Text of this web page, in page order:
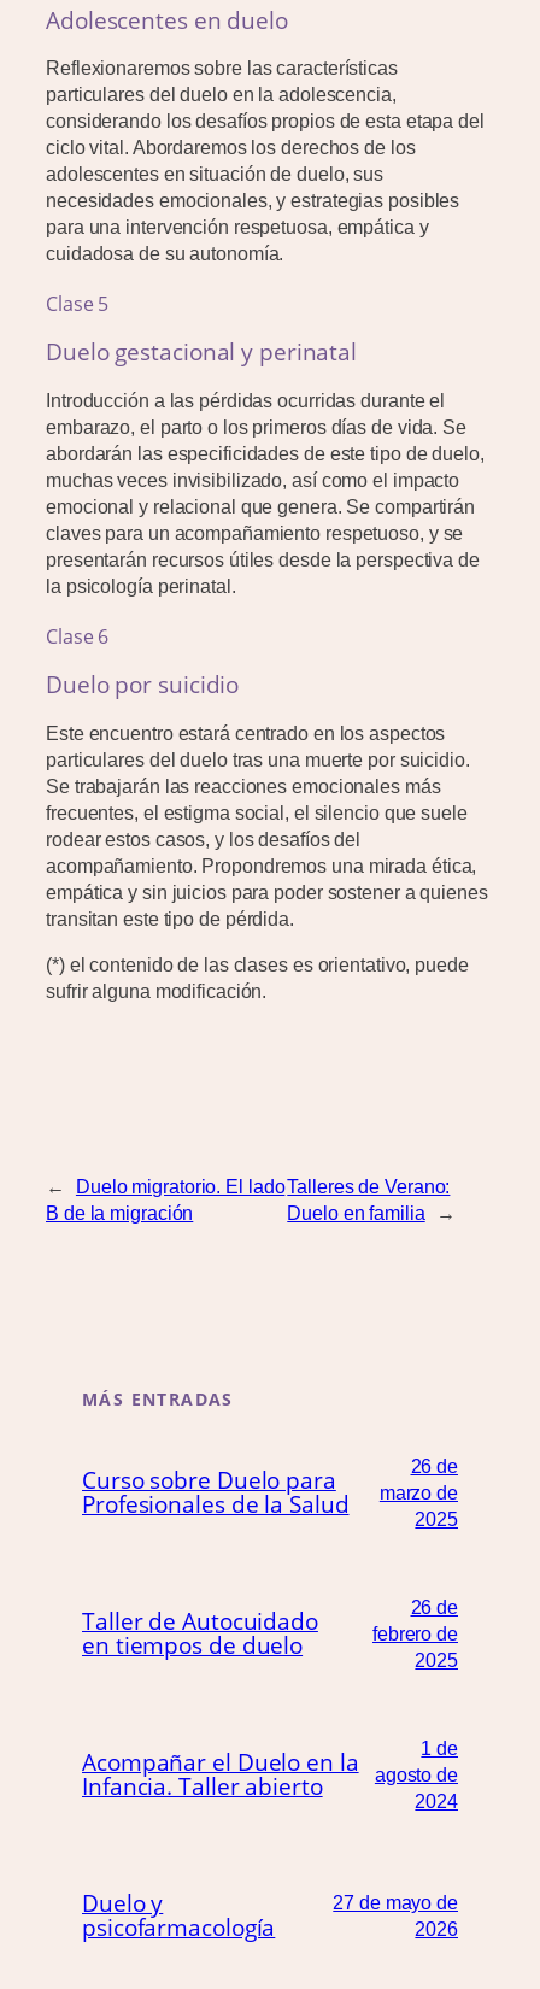
Adolescentes en duelo
Reflexionaremos sobre las características
particulares del duelo en la adolescencia,
considerando los desafíos propios de esta etapa del
ciclo vital. Abordaremos los derechos de los
adolescentes en situación de duelo, sus
necesidades emocionales, y estrategias posibles
para una intervención respetuosa, empática y
cuidadosa de su autonomía.
Clase 5
Duelo gestacional y perinatal
Introducción a las pérdidas ocurridas durante el
embarazo, el parto o los primeros días de vida. Se
abordarán las especificidades de este tipo de duelo,
muchas veces invisibilizado, así como el impacto
emocional y relacional que genera. Se compartirán
claves para un acompañamiento respetuoso, y se
presentarán recursos útiles desde la perspectiva de
la psicología perinatal.
Clase 6
Duelo por suicidio
Este encuentro estará centrado en los aspectos
particulares del duelo tras una muerte por suicidio.
Se trabajarán las reacciones emocionales más
frecuentes, el estigma social, el silencio que suele
rodear estos casos, y los desafíos del
acompañamiento. Propondremos una mirada ética,
empática y sin juicios para poder sostener a quienes
transitan este tipo de pérdida.
(*) el contenido de las clases es orientativo, puede
sufrir alguna modificación.
←
Duelo migratorio. El lado
B de la migración
Talleres de Verano:
Duelo en familia
→
MÁS ENTRADAS
Curso sobre Duelo para
Profesionales de la Salud
26 de
marzo de
2025
Taller de Autocuidado
en tiempos de duelo
26 de
febrero de
2025
Acompañar el Duelo en la
Infancia. Taller abierto
1 de
agosto de
2024
Duelo y
psicofarmacología
27 de mayo de
2026